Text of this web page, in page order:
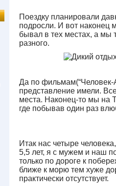
Поездку планировали
подросли. И вот наконец
бывал в тех местах, а мы
разного.
Да по фильмам(“Человек-
представление имели.
места. Наконец-то мы на
где побывав один раз
Итак нас четыре
5,5 лет, я с мужем и наш
только по дороге к
ближе к морю тем хуже
практически отсутствует.